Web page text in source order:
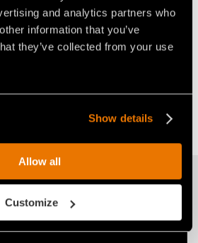
and analytics partners who
information that you’ve
they’ve collected from your use
Show details
Allow all
Customize
D:MINE
interessare